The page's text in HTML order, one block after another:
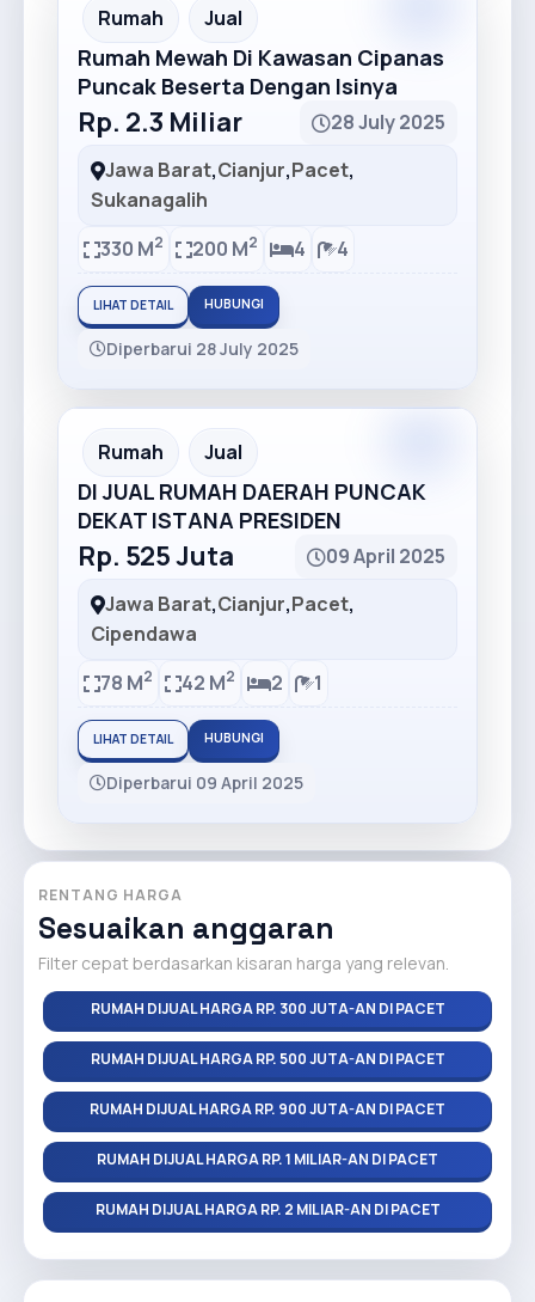
Recommended
Rumah Jual
Rumah Mewah Di Kawasan Cipanas
Puncak Beserta Dengan Isinya
Rp. 2.3 Miliar
28 July 2025
Jawa Barat,Cianjur,Pacet,
Sukanagalih
330 M2 200 M2 4 4
LIHAT DETAIL HUBUNGI
Diperbarui 28 July 2025
Rumah Jual
DI JUAL RUMAH DAERAH PUNCAK
DEKAT ISTANA PRESIDEN
Rp. 525 Juta
09 April 2025
Jawa Barat,Cianjur,Pacet,
Cipendawa
78 M2 42 M2 2 1
LIHAT DETAIL HUBUNGI
Diperbarui 09 April 2025
RENTANG HARGA
Sesuaikan anggaran
Filter cepat berdasarkan kisaran harga yang relevan.
RUMAH DIJUAL HARGA RP. 300 JUTA-AN DI PACET
RUMAH DIJUAL HARGA RP. 500 JUTA-AN DI PACET
RUMAH DIJUAL HARGA RP. 900 JUTA-AN DI PACET
RUMAH DIJUAL HARGA RP. 1 MILIAR-AN DI PACET
RUMAH DIJUAL HARGA RP. 2 MILIAR-AN DI PACET